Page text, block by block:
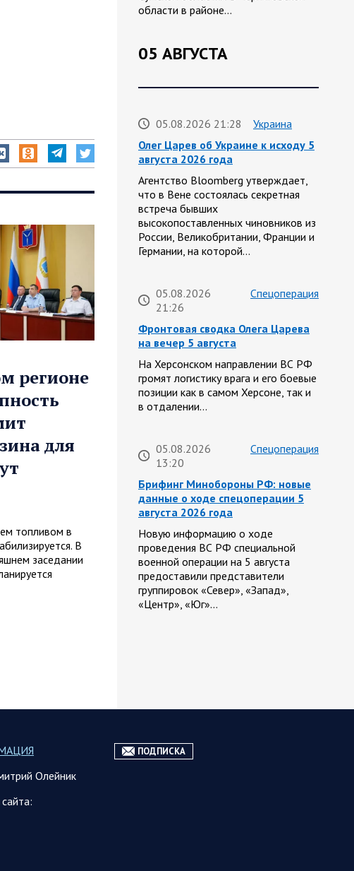
регионе
для
топливом в
В
заседании
области в районе…
05 АВГУСТА
05.08.2026 21:28
Украина
Олег Царев об Украине к исходу 5
августа 2026 года
Агентство Bloomberg утверждает,
что в Вене состоялась секретная
встреча бывших
высокопоставленных чиновников из
России, Великобритании, Франции и
Германии, на которой…
05.08.2026
21:26
Спецоперация
Фронтовая сводка Олега Царева
на вечер 5 августа
На Херсонском направлении ВС РФ
громят логистику врага и его боевые
позиции как в самом Херсоне, так и
в отдалении…
05.08.2026
13:20
Спецоперация
Брифинг Минобороны РФ: новые
данные о ходе спецоперации 5
августа 2026 года
Новую информацию о ходе
проведения ВС РФ специальной
военной операции на 5 августа
предоставили представители
группировок «Север», «Запад»,
«Центр», «Юг»…
Коротко
населённый пункт Зарница в
Запорожской области. Воинские
Олейник
ПОДПИСКА